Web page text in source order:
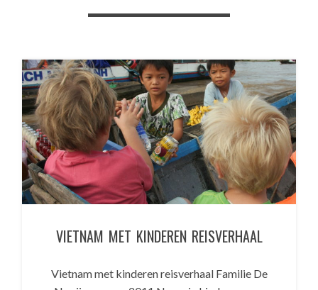
VIETNAM MET KINDEREN REISVERHAAL
Vietnam met kinderen reisverhaal Familie De